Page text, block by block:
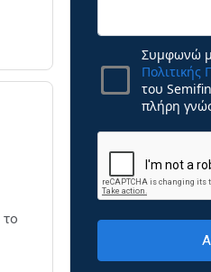
Συμφωνώ
Πολιτικής
του
πλήρη